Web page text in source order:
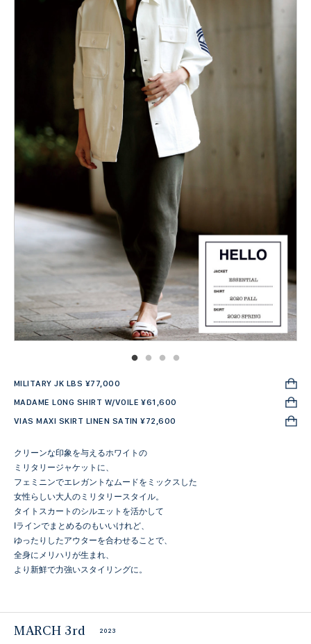
MILITARY JK LBS ¥77,000
MADAME LONG SHIRT W/VOILE ¥61,600
VIAS MAXI SKIRT LINEN SATIN ¥72,600
クリーンな印象を与えるホワイトの
ミリタリージャケットに、
フェミニンでエレガントなムードをミックスした
女性らしい大人のミリタリースタイル。
タイトスカートのシルエットを活かして
Iラインでまとめるのもいいけれど、
ゆったりしたアウターを合わせることで、
全身にメリハリが生まれ、
より新鮮で力強いスタイリングに。
MARCH 3rd 2023